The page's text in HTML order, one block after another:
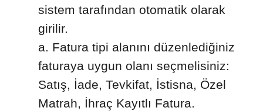
sistem tarafından otomatik olarak
girilir.
a. Fatura tipi alanını düzenlediğiniz
faturaya uygun olanı seçmelisiniz:
Satış, İade, Tevkifat, İstisna, Özel
Matrah, İhraç Kayıtlı Fatura.